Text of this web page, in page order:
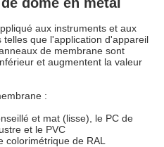
aux instruments et aux
que l'application d'appareil
de membrane sont
et augmentent la valeur
:
et mat (lisse), le PC de
et le PVC
colorimétrique de RAL